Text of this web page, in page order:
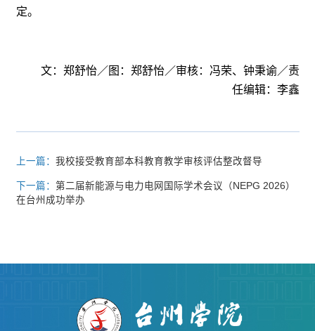
定。
文：郑舒怡／图：郑舒怡／审核：冯荣、钟秉谕／责
任编辑：李鑫
上一篇： 我校接受教育部本科教育教学审核评估整改督导
下一篇： 第二届新能源与电力电网国际学术会议（NEPG 2026）
在台州成功举办